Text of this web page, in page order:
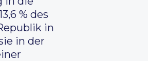
% des
in
in der